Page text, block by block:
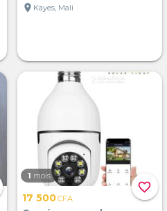
location_on Kayes, Mali
favorite_border
1 mois
17 500CFA